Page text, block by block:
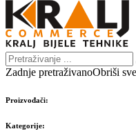
Zadnje pretraživanoObriši sve
Proizvođači:
Kategorije: